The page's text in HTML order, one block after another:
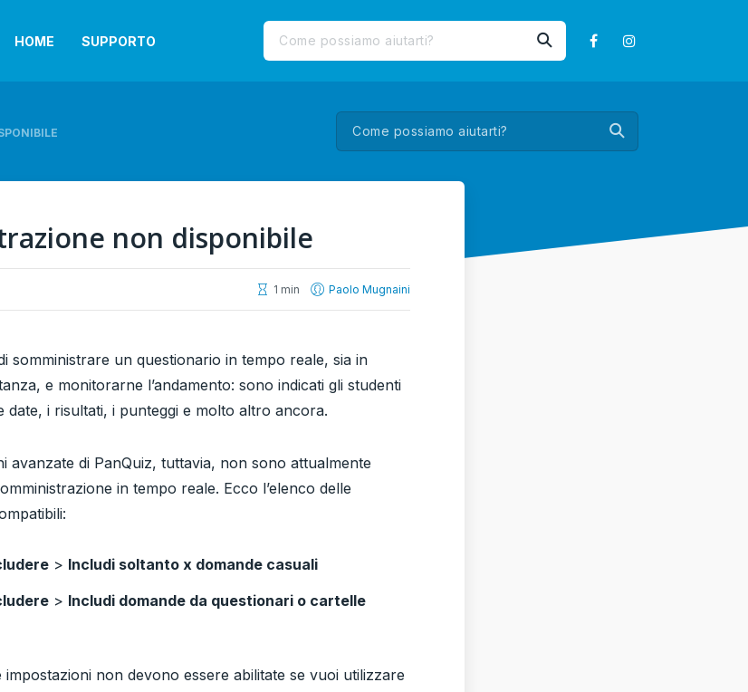
HOME SUPPORTO
non disponibile
1 min Paolo Mugnaini
somministrare un questionario in tempo reale, sia in
e monitorarne l’andamento: sono indicati gli studenti
date, i risultati, i punteggi e molto altro ancora.
avanzate di PanQuiz, tuttavia, non sono attualmente
in tempo reale. Ecco l’elenco delle
> Includi soltanto x domande casuali
> Includi domande da questionari o cartelle
impostazioni non devono essere abilitate se vuoi utilizzare